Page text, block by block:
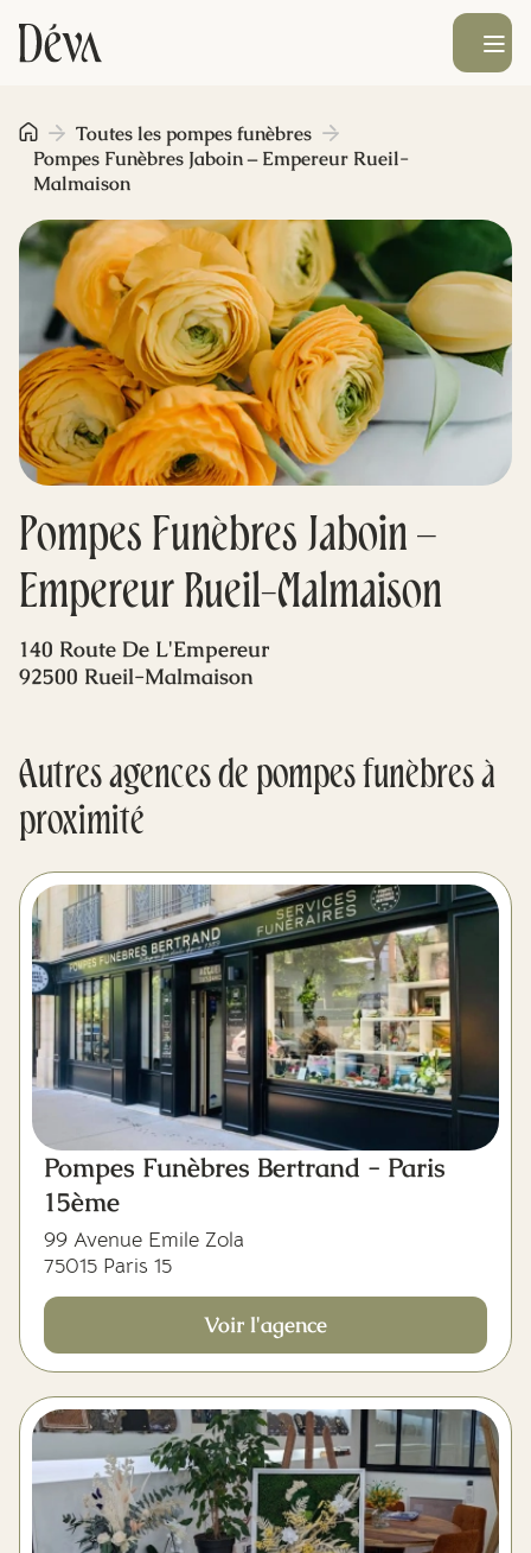
Obsèques
Prévoyance
Monument funéraire
Livraison de fleurs
Blog
Mes dernières volontés
Ouvrir le
Pompes Funèbres Jaboin –
Empereur Rueil-Malmaison
Toutes les pompes funèbres
Pompes Funèbres Jaboin – Empereur Rueil-
Malmaison
140 Route De L'Empereur
92500 Rueil-Malmaison
Autres agences de pompes funèbres à
proximité
Pompes Funèbres Bertrand - Paris
15ème
99 Avenue Emile Zola
75015 Paris 15
Voir l'agence